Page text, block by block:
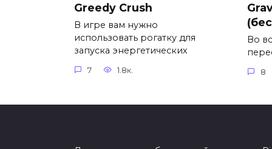
Greedy Crush
В игре вам нужно
использовать рогатку для
запуска энергетических
7 1.8к.
Во
8